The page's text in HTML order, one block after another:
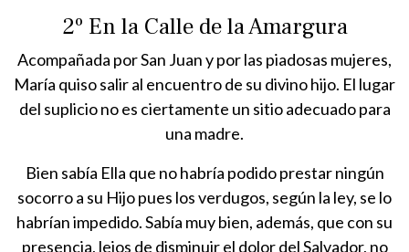
2º En la Calle de la Amargura
Acompañada por San Juan y por las piadosas mujeres,
María quiso salir al encuentro de su divino hijo. El lugar
del suplicio no es ciertamente un sitio adecuado para
una madre.
Bien sabía Ella que no habría podido prestar ningún
socorro a su Hijo pues los verdugos, según la ley, se lo
habrían impedido. Sabía muy bien, además, que con su
presencia, lejos de disminuir el dolor del Salvador, no